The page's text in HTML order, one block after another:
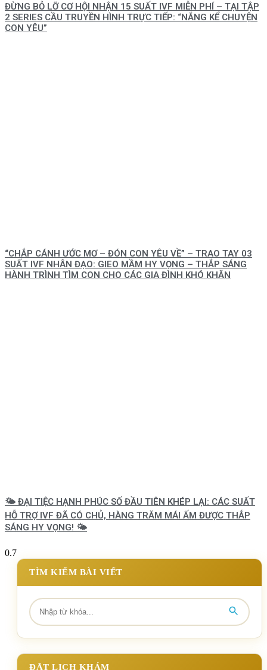
ĐỪNG BỎ LỠ CƠ HỘI NHẬN 15 SUẤT IVF MIỄN PHÍ – TẠI TẬP
2 SERIES CẦU TRUYỀN HÌNH TRỰC TIẾP: “NẮNG KỂ CHUYỆN
CON YÊU”
“CHẮP CÁNH ƯỚC MƠ – ĐÓN CON YÊU VỀ” – TRAO TAY 03
SUẤT IVF NHÂN ĐẠO: GIEO MẦM HY VỌNG – THẮP SÁNG
HÀNH TRÌNH TÌM CON CHO CÁC GIA ĐÌNH KHÓ KHĂN
🌤️ ĐẠI TIỆC HẠNH PHÚC SỐ ĐẦU TIÊN KHÉP LẠI: CÁC SUẤT
HỖ TRỢ IVF ĐÃ CÓ CHỦ, HÀNG TRĂM MÁI ẤM ĐƯỢC THẮP
SÁNG HY VỌNG! 🌤️
TÌM KIẾM BÀI VIẾT
ĐẶT LỊCH KHÁM